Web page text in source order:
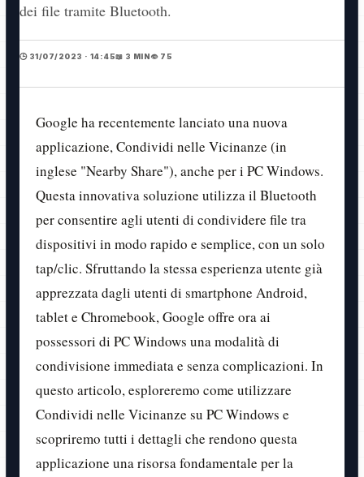
dei file tramite Bluetooth.
🕒 31/07/2023 · 14:45📖 3 MIN👁️ 75
Google ha recentemente lanciato una nuova
applicazione, Condividi nelle Vicinanze (in
inglese "Nearby Share"), anche per i PC Windows.
Questa innovativa soluzione utilizza il Bluetooth
per consentire agli utenti di condividere file tra
dispositivi in modo rapido e semplice, con un solo
tap/clic. Sfruttando la stessa esperienza utente già
apprezzata dagli utenti di smartphone Android,
tablet e Chromebook, Google offre ora ai
possessori di PC Windows una modalità di
condivisione immediata e senza complicazioni. In
questo articolo, esploreremo come utilizzare
Condividi nelle Vicinanze su PC Windows e
scopriremo tutti i dettagli che rendono questa
applicazione una risorsa fondamentale per la